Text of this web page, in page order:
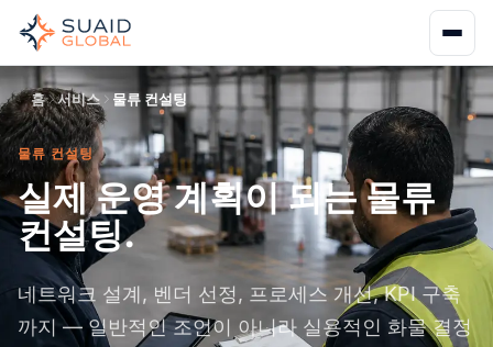
홈 서비스 물류 컨설팅
물류 컨설팅
실제 운영 계획이 되는 물류
컨설팅.
네트워크 설계, 벤더 선정, 프로세스 개선, KPI 구축
까지 — 일반적인 조언이 아니라 실용적인 화물 결정